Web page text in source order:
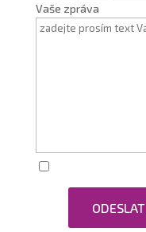
Vaše zpráva
ODESLAT